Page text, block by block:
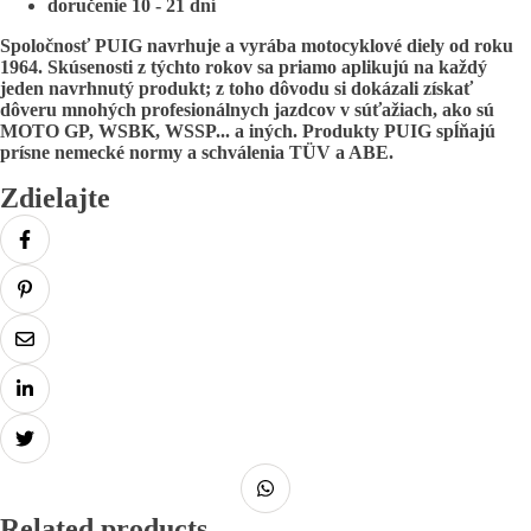
doručenie 10 - 21 dní
Spoločnosť PUIG navrhuje a vyrába motocyklové diely od roku
1964. Skúsenosti z týchto rokov sa priamo aplikujú na každý
jeden navrhnutý produkt; z toho dôvodu si dokázali získať
dôveru mnohých profesionálnych jazdcov v súťažiach, ako sú
MOTO GP, WSBK, WSSP... a iných. Produkty PUIG spĺňajú
prísne nemecké normy a schválenia TÜV a ABE.
Zdielajte